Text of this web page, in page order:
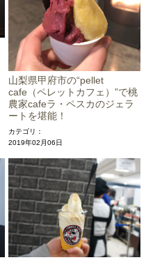
山梨県甲府市の“pellet
cafe（ペレットカフェ）”で桃
農家cafeラ・ペスカのジェラ
ートを堪能！
カテゴリ：
2019年02月06日